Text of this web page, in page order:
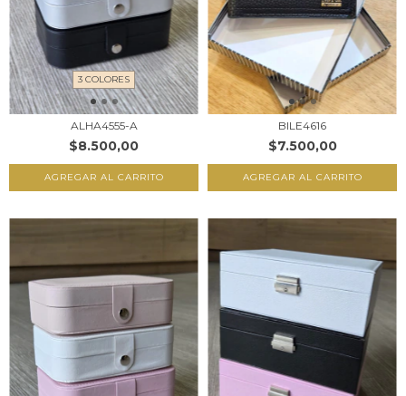
3 COLORES
ALHA4555-A
$8.500,00
AGREGAR AL CARRITO
BILE4616
$7.500,00
AGREGAR AL CARRITO